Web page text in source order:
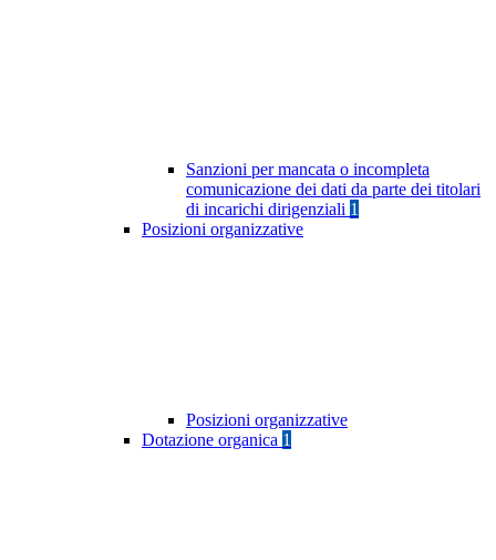
Sanzioni per mancata o incompleta
comunicazione dei dati da parte dei titolari
di incarichi dirigenziali 1
Posizioni organizzative
Posizioni organizzative
Dotazione organica 1